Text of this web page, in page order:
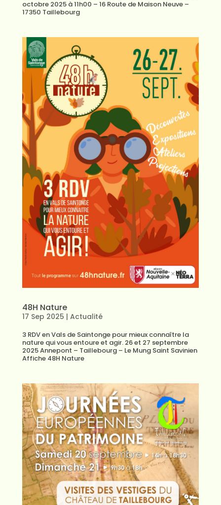
octobre 2025 à 11h00 – 16 Route de Maison Neuve –
17350 Taillebourg
48H Nature
17 Sep 2025 | Actualité
3 RDV en Vals de Saintonge pour mieux connaître la
nature qui vous entoure et agir. 26 et 27 septembre
2025 Annepont – Taillebourg – Le Mung Saint Savinien
Affiche 48H Nature